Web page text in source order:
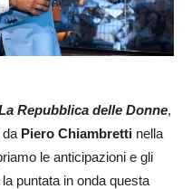
Repubblica delle Donne,
Piero Chiambretti nella
le anticipazioni e gli
puntata in onda questa